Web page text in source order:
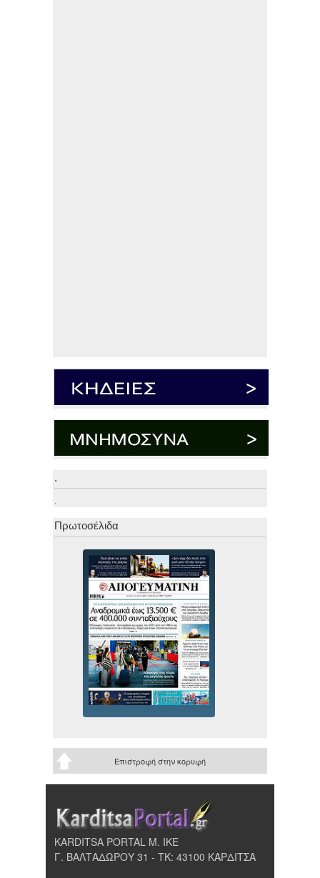
.
.
Πρωτοσέλιδα
Επιστροφή στην κορυφή
KARDITSA PORTAL Μ. ΙΚΕ
Γ. ΒΑΛΤΑΔΩΡΟΥ 31 - ΤΚ: 43100 ΚΑΡΔΙΤΣΑ